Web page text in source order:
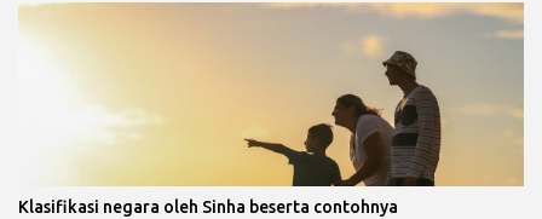
Klasifikasi negara oleh Sinha beserta contohnya